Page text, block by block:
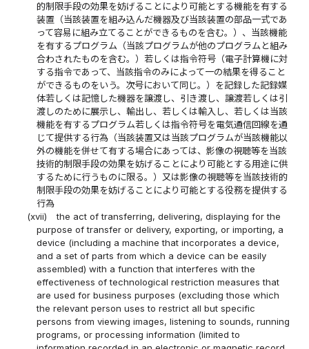
的制限手段の効果を妨げることにより可能とする機能を有する
装置（当該装置を組み込んだ機器及び当該装置の部品一式であ
って容易に組み立てることができるものを含む。）、当該機能
を有するプログラム（当該プログラムが他のプログラムと組み
合わされたものを含む。）若しくは指令符号（電子計算機に対
する指令であって、当該指令のみによって一の結果を得ること
ができるものをいう。次号において同じ。）を記録した記録媒
体若しくは記憶した機器を譲渡し、引き渡し、譲渡若しくは引
渡しのために展示し、輸出し、若しくは輸入し、若しくは当該
機能を有するプログラム若しくは指令符号を電気通信回線を通
じて提供する行為（当該装置又は当該プログラムが当該機能以
外の機能を併せて有する場合にあっては、影像の視聴等を当該
技術的制限手段の効果を妨げることにより可能とする用途に供
するために行うものに限る。）又は影像の視聴等を当該技術的
制限手段の効果を妨げることにより可能とする役務を提供する
行為
(xvii)
the act of transferring, delivering, displaying for the
purpose of transfer or delivery, exporting, or importing, a
device (including a machine that incorporates a device,
and a set of parts from which a device can be easily
assembled) with a function that interferes with the
effectiveness of technological restriction measures that
are used for business purposes (excluding those which
the relevant person uses to restrict all but specific
persons from viewing images, listening to sounds, running
programs, or processing information (limited to